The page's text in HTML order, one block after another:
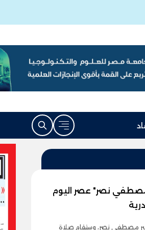
"مصطفي نصر" عصر اليوم
مصطفى نصر، وستقام صلاة